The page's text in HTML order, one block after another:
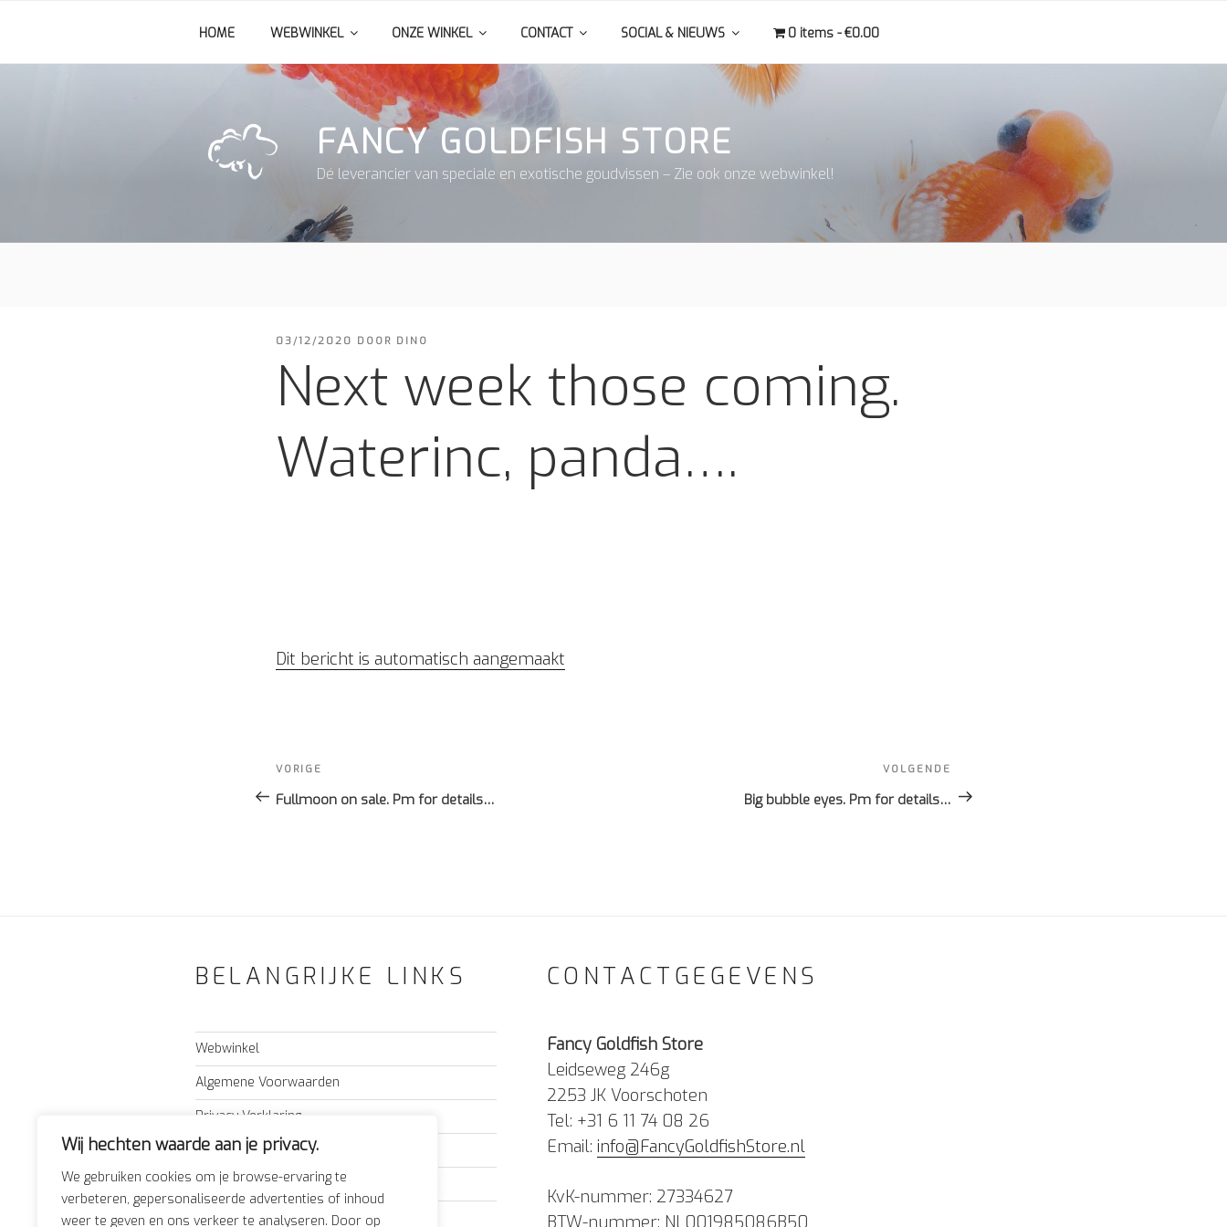
Wij hechten waarde aan je privacy.
We gebruiken cookies om je browse-ervaring te
verbeteren, gepersonaliseerde advertenties of inhoud
weer te geven en ons verkeer te analyseren. Door op
de
FANCY GOLDFISH STORE
Dé leverancier van speciale en exotische goudvissen – Zie ook onze webwinkel!
HOME WEBWINKEL ONZE WINKEL CONTACT SOCIAL & NIEUWS 0 items €0.00
GEPLAATST
03/12/2020 DOOR DINO
Next week those coming.
Waterinc, panda….
Dit bericht is automatisch aangemaakt
navigatie
Vorig
bericht
VORIGE
Fullmoon on sale. Pm for details…
bericht
VOLGENDE
Big bubble eyes. Pm for details…
BELANGRIJKE LINKS
Webwinkel
Algemene Voorwaarden
Privacy Verklaring
Nieuws
Adres & route
Forum
CONTACTGEGEVENS
Fancy Goldfish Store
Leidseweg 246g
2253 JK Voorschoten
Tel: +31 6 11 74 08 26
Email: info@FancyGoldfishStore.nl
KvK-nummer: 27334627
BTW-nummer: NL001985086B50